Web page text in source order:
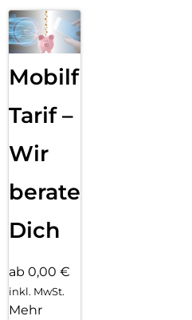
Mobilfunk
Tarif –
Wir
beraten
Dich
ab 0,00 €
inkl. MwSt.
Mehr